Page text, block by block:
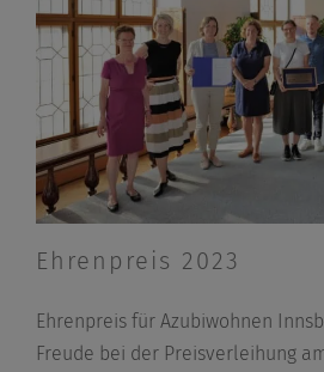
Ehrenpreis 2023
Ehrenpreis für Azubiwohnen
Freude bei der Preisverleihung